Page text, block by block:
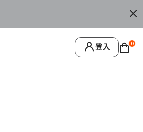
訂單僅限台灣本島地區配送，恕無法寄送離島
登入 0